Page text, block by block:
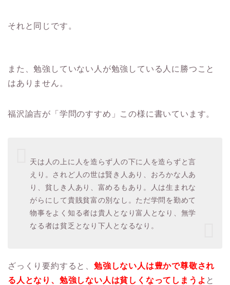
それと同じです。
また、勉強していない人が勉強している人に勝つこと
はありません。
福沢諭吉が「学問のすすめ」この様に書いています。
天は人の上に人を造らず人の下に人を造らずと言
えり。されど人の世は賢き人あり、おろかな人あ
り、貧しき人あり、富めるもあり。人は生まれな
がらにして貴賎貧富の別なし。ただ学問を勤めて
物事をよく知る者は貴人となり富人となり、無学
なる者は貧乏となり下人となるなり。
ざっくり要約すると、 勉強しない人は豊かで尊敬され
る人となり、勉強しない人は貧しくなってしまうよ と